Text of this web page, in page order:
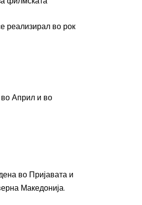
реализирал во рок
во Април и во
во Пријавата и
Македонија.